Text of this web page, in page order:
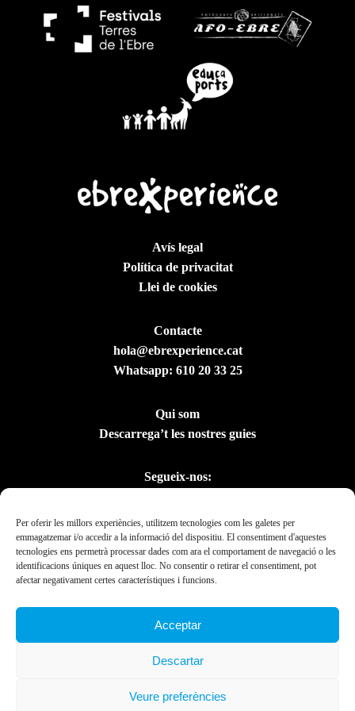
Per oferir les millors experiències, utilitzem tecnologies com les galetes per
emmagatzemar i/o accedir a la informació del dispositiu. El consentiment d'aquestes
tecnologies ens permetrà processar dades com ara el comportament de navegació o les
identificacions úniques en aquest lloc. No consentir o retirar el consentiment, pot
afectar negativament certes característiques i funcions.
Acceptar
Descartar
Veure preferències
Avís legal
Política de privacitat
Llei de cookies
Contacte
hola@ebrexperience.cat
Whatsapp: 610 20 33 25
Qui som
Descarrega’t les nostres guies
Segueix-nos:
Presidència